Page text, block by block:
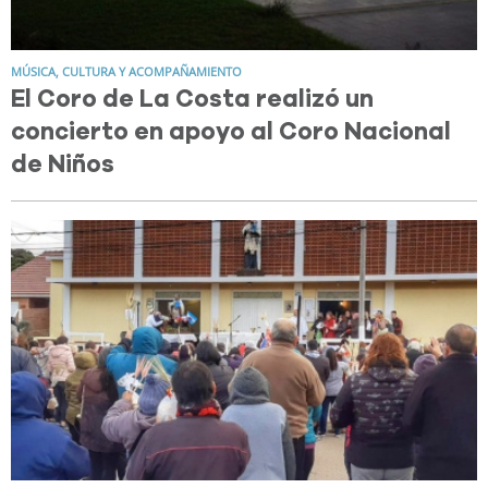
MÚSICA, CULTURA Y ACOMPAÑAMIENTO
El Coro de La Costa realizó un
concierto en apoyo al Coro Nacional
de Niños